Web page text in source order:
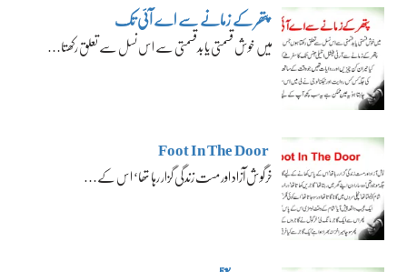
پتھر کے زمانے سے اے آئی تک
میں خوش قسمتی یا بدقسمتی سے اس نسل سے تعلق رکھتا…
Foot In The Door
خرگوش آزاد اور مست زندگی گزار رہا تھا‘ اس کے…